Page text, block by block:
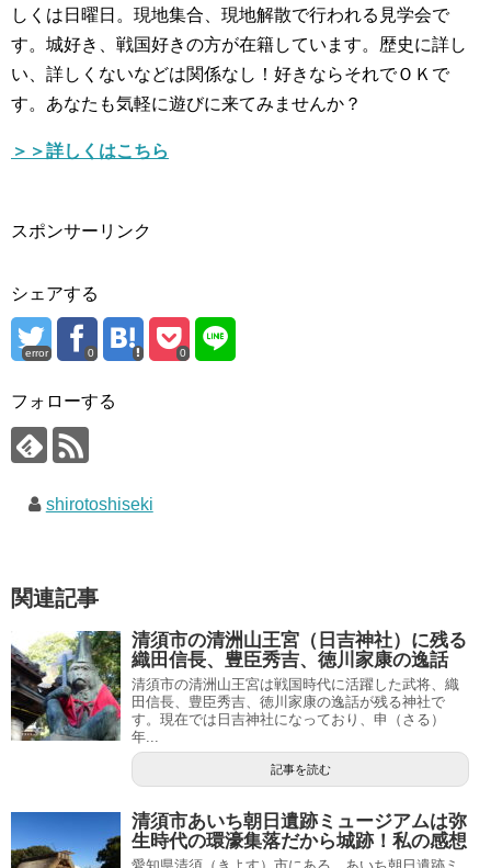
しくは日曜日。現地集合、現地解散で行われる見学会で
す。城好き、戦国好きの方が在籍しています。歴史に詳し
い、詳しくないなどは関係なし！好きならそれでＯＫで
す。あなたも気軽に遊びに来てみませんか？
＞＞詳しくはこちら
スポンサーリンク
シェアする
error 0 0
フォローする
shirotoshiseki
関連記事
清須市の清洲山王宮（日吉神社）に残る
織田信長、豊臣秀吉、徳川家康の逸話
清須市の清洲山王宮は戦国時代に活躍した武将、織
田信長、豊臣秀吉、徳川家康の逸話が残る神社で
す。現在では日吉神社になっており、申（さる）
年...
記事を読む
清須市あいち朝日遺跡ミュージアムは弥
生時代の環濠集落だから城跡！私の感想